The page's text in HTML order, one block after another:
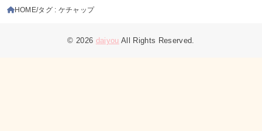
HOME タグ : ケチャップ
© 2026 daiyou All Rights Reserved.